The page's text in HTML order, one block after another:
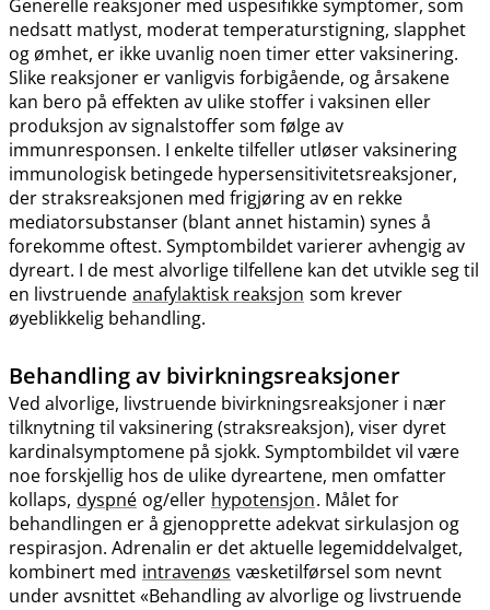
Generelle reaksjoner med uspesifikke symptomer, som
nedsatt matlyst, moderat temperaturstigning, slapphet
og ømhet, er ikke uvanlig noen timer etter vaksinering.
Slike reaksjoner er vanligvis forbigående, og årsakene
kan bero på effekten av ulike stoffer i vaksinen eller
produksjon av signalstoffer som følge av
immunresponsen. I enkelte tilfeller utløser vaksinering
immunologisk betingede hypersensitivitetsreaksjoner,
der straksreaksjonen med frigjøring av en rekke
mediatorsubstanser (blant annet histamin) synes å
forekomme oftest. Symptombildet varierer avhengig av
dyreart. I de mest alvorlige tilfellene kan det utvikle seg til
en livstruende anafylaktisk reaksjon som krever
øyeblikkelig behandling.
Behandling av bivirkningsreaksjoner
Ved alvorlige, livstruende bivirkningsreaksjoner i nær
tilknytning til vaksinering (straksreaksjon), viser dyret
kardinalsymptomene på sjokk. Symptombildet vil være
noe forskjellig hos de ulike dyreartene, men omfatter
kollaps, dyspné og​/​eller hypotensjon. Målet for
behandlingen er å gjenopprette adekvat sirkulasjon og
respirasjon. Adrenalin er det aktuelle legemiddelvalget,
kombinert med intravenøs væsketilførsel som nevnt
under avsnittet «Behandling av alvorlige og livstruende